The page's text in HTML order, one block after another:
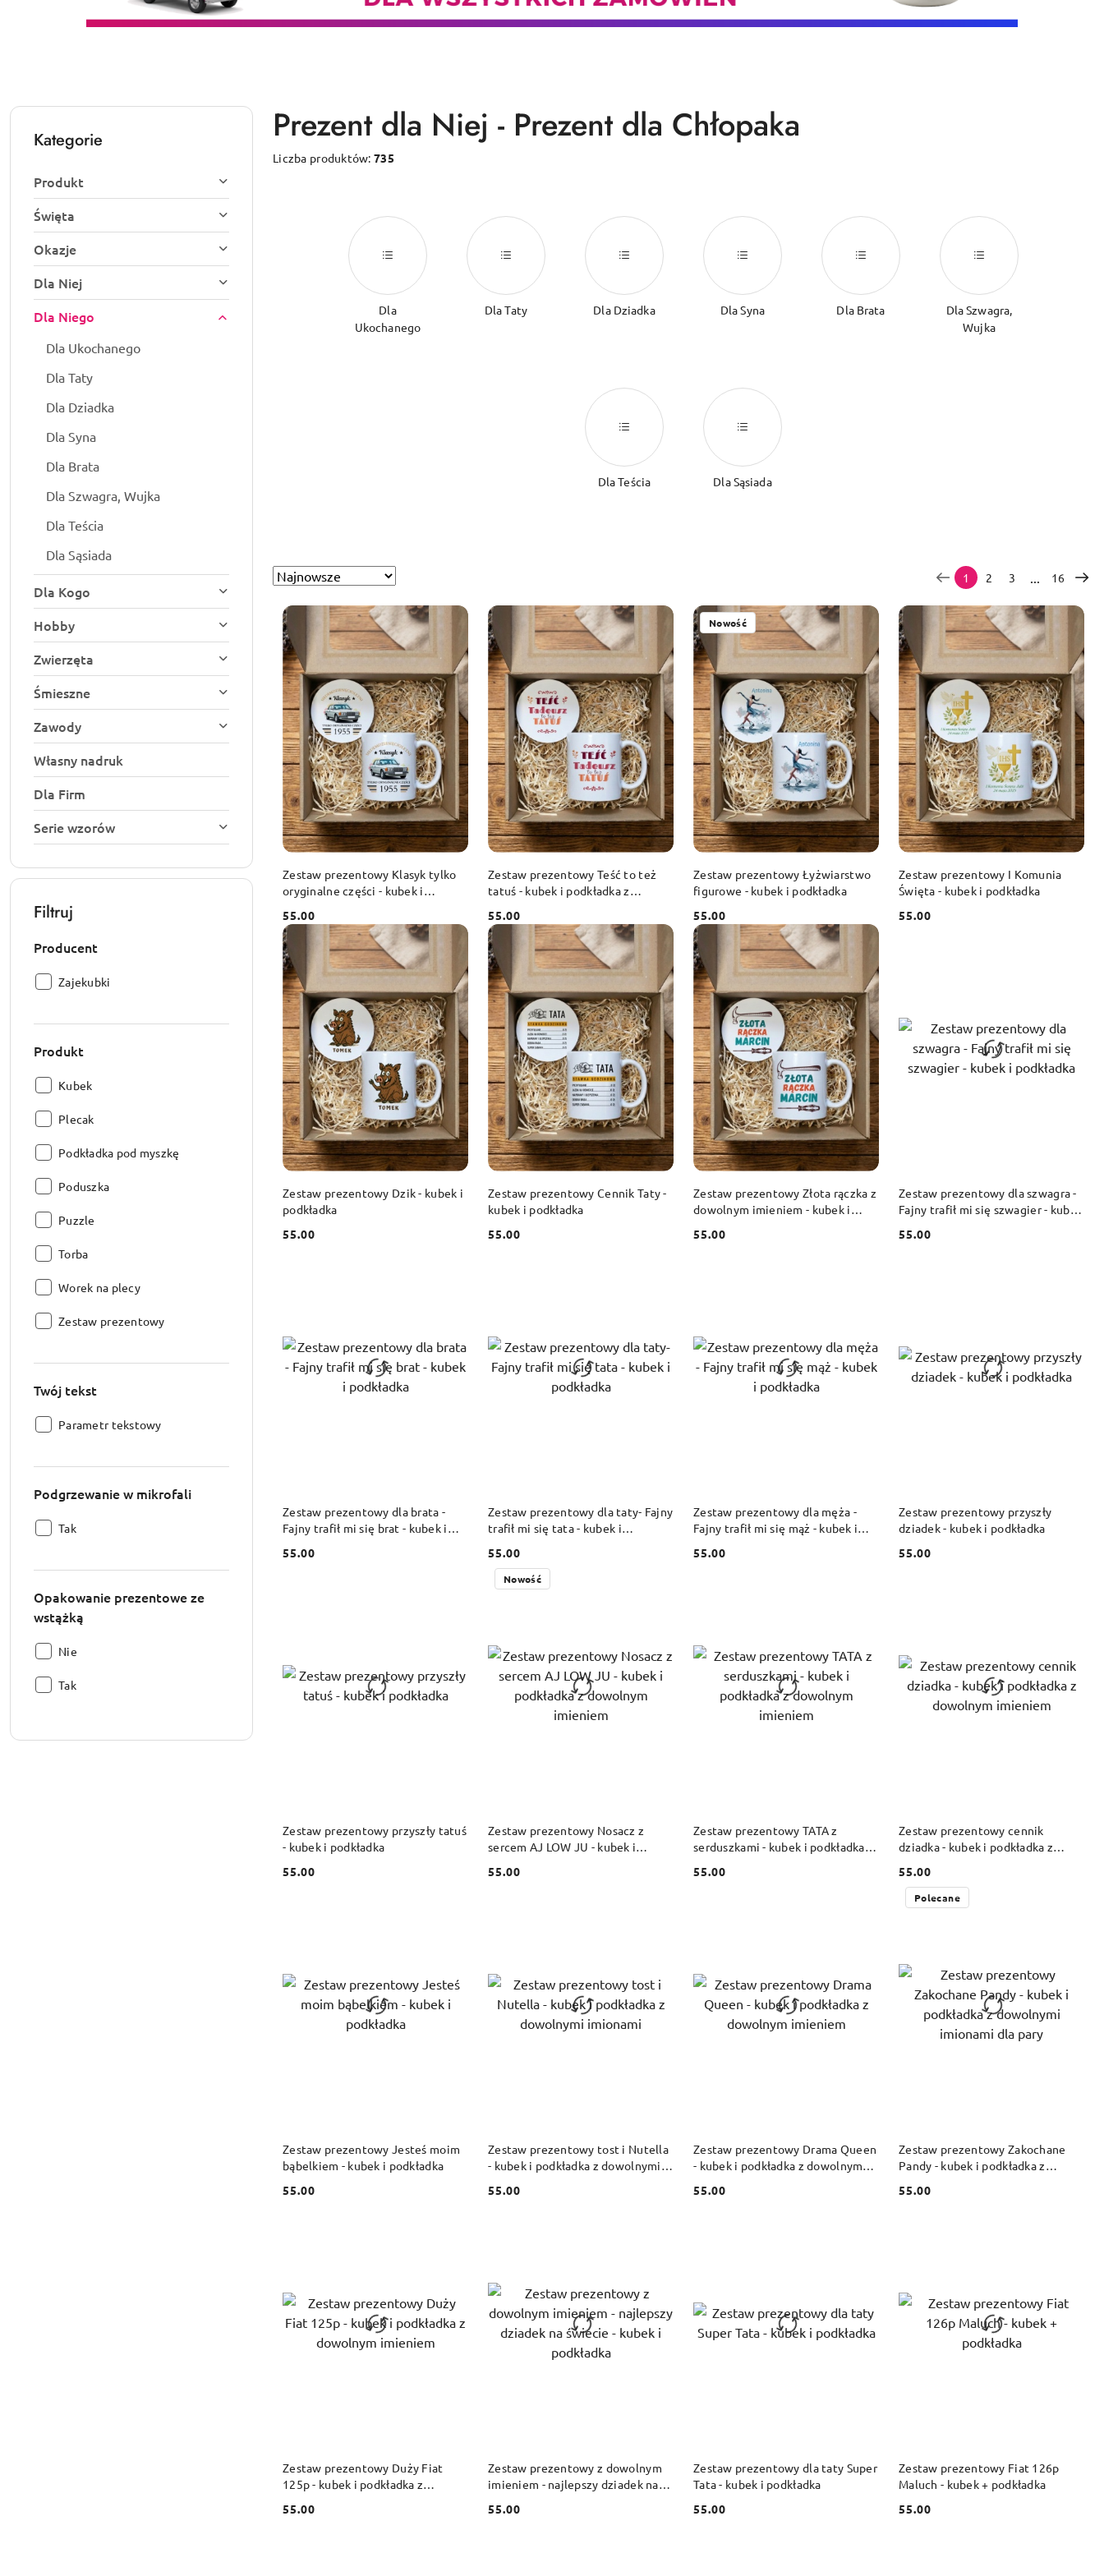
Kategorie
Produkt
Święta
Okazje
Dla Niej
Dla Niego
Dla Ukochanego
Dla Taty
Dla Dziadka
Dla Syna
Dla Brata
Dla Szwagra, Wujka
Dla Teścia
Dla Sąsiada
Dla Kogo
Hobby
Zwierzęta
Śmieszne
Zawody
Własny nadruk
Dla Firm
Serie wzorów
Filtruj
Producent
Producent:
Zajekubki
Produkt
Produkt:
Kubek
Produkt:
Plecak
Produkt:
Podkładka pod myszkę
Produkt:
Poduszka
Produkt:
Puzzle
Produkt:
Torba
Produkt:
Worek na plecy
Produkt:
Zestaw prezentowy
Twój tekst
Twój
Parametr tekstowy
Podgrzewanie w mikrofali
Podgrzewanie
Tak
Opakowanie prezentowe ze
wstążką
Opakowanie
ze
Nie
Opakowanie
Tak
Prezent dla Niej - Prezent dla Chłopaka
Liczba produktów:735
Dla
Ukochanego
Dla Taty Dla Dziadka Dla Syna Dla Brata
Dla Szwagra,
Wujka
Dla Teścia Dla Sąsiada
Zastosowano
Najnowsze.
Sortuj
1 2 3 ... 16
Zestaw prezentowy Klasyk tylko
oryginalne części - kubek i
Cena:
55.00
Zestaw prezentowy Teść to też
tatuś - kubek i podkładka z
Cena:
55.00
Zestaw prezentowy Łyżwiarstwo
figurowe - kubek i podkładka
Cena:
55.00
Nowość
Zestaw prezentowy I Komunia
Święta - kubek i podkładka
Cena:
55.00
Zestaw prezentowy Dzik - kubek i
podkładka
Cena:
55.00
Zestaw prezentowy Cennik Taty -
kubek i podkładka
Cena:
55.00
Zestaw prezentowy Złota rączka z
dowolnym imieniem - kubek i
Cena:
55.00
Zestaw prezentowy dla szwagra -
Fajny trafił mi się szwagier - kubek
Cena:
55.00
Zestaw prezentowy dla brata -
Fajny trafił mi się brat - kubek i
Cena:
55.00
Zestaw prezentowy dla taty- Fajny
trafił mi się tata - kubek i
Cena:
55.00
Zestaw prezentowy dla męża -
Fajny trafił mi się mąż - kubek i
Cena:
55.00
Zestaw prezentowy przyszły
dziadek - kubek i podkładka
Cena:
55.00
Zestaw prezentowy przyszły tatuś
- kubek i podkładka
Cena:
55.00
Zestaw prezentowy Nosacz z
sercem AJ LOW JU - kubek i
Cena:
55.00
Nowość
Zestaw prezentowy TATA z
serduszkami - kubek i podkładka z
Cena:
55.00
Zestaw prezentowy cennik
dziadka - kubek i podkładka z
Cena:
55.00
Zestaw prezentowy Jesteś moim
bąbelkiem - kubek i podkładka
Cena:
55.00
Zestaw prezentowy tost i Nutella
- kubek i podkładka z dowolnymi
Cena:
55.00
Zestaw prezentowy Drama Queen
- kubek i podkładka z dowolnym
Cena:
55.00
Zestaw prezentowy Zakochane
Pandy - kubek i podkładka z
Cena:
55.00
Polecane
DO KOSZYKA
Zestaw prezentowy Duży Fiat
125p - kubek i podkładka z
Cena:
55.00
DO KOSZYKA
Zestaw prezentowy z dowolnym
imieniem - najlepszy dziadek na
Cena:
55.00
DO KOSZYKA
Zestaw prezentowy dla taty Super
Tata - kubek i podkładka
Cena:
55.00
DO KOSZYKA
Zestaw prezentowy Fiat 126p
Maluch - kubek + podkładka
Cena:
55.00